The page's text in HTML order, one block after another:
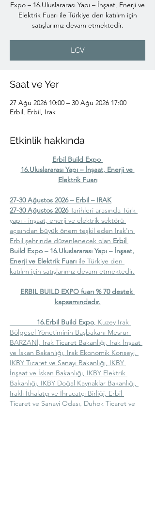
Expo – 16.Uluslararası Yapı – İnşaat, Enerji ve
Elektrik Fuarı ile Türkiye den katılım için
satışlarımız devam etmektedir.
LCV
Saat ve Yer
27 Ağu 2026 10:00 – 30 Ağu 2026 17:00
Erbil, Erbil, Irak
Etkinlik hakkında
Erbil Build Expo
16.Uluslararası Yapı – İnşaat, Enerji ve
Elektrik Fuarı
27-30 Ağustos 2026 – Erbil – IRAK
27-30 Ağustos 2026 Tarihleri arasında Türk
yapı - inşaat, enerji ve elektrik sektörü
açısından büyük önem teşkil eden Irak'ın
Erbil şehrinde düzenlenecek olan Erbil
Build Expo – 16.Uluslararası Yapı – İnşaat,
Enerji ve Elektrik Fuarı ile Türkiye den
katılım için satışlarımız devam etmektedir.
ERBIL BUILD EXPO fuarı % 70 destek
kapsamındadır.
16.Erbil Build Expo, Kuzey Irak
Bölgesel Yönetiminin Başbakanı Mesrur
BARZANİ, Irak Ticaret Bakanlığı, Irak İnşaat
ve İskan Bakanlığı, Irak Ekonomik Konseyi,
IKBY Ticaret ve Sanayi Bakanlığı, IKBY
İnşaat ve İskan Bakanlığı, IKBY Elektrik
Bakanlığı, IKBY Doğal Kaynaklar Bakanlığı,
Iraklı İthalatçı ve İhracatçı Birliği, Erbil
Ticaret ve Sanayi Odası, Duhok Ticaret ve